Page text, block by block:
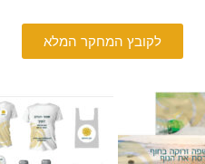
לקובץ המחקר המלא